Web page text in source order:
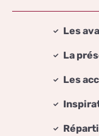
Les
La
Les